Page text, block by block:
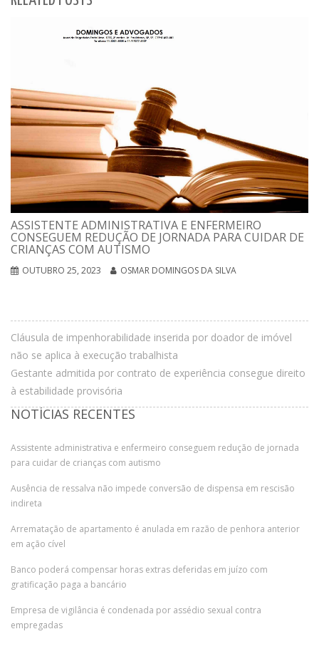
ASSISTENTE ADMINISTRATIVA E ENFERMEIRO
CONSEGUEM REDUÇÃO DE JORNADA PARA CUIDAR DE
CRIANÇAS COM AUTISMO
OUTUBRO 25, 2023 OSMAR DOMINGOS DA SILVA
Cláusula de impenhorabilidade inserida por doador de imóvel
não se aplica à execução trabalhista
Gestante admitida por contrato de experiência consegue direito
à estabilidade provisória
NOTÍCIAS RECENTES
Assistente administrativa e enfermeiro conseguem redução de jornada
para cuidar de crianças com autismo
Ausência de ressalva não impede conversão de dispensa em rescisão
indireta
Arrematação de apartamento é anulada em razão de penhora anterior
em ação cível
Banco poderá compensar horas extras deferidas em juízo com
gratificação paga a bancário
Empresa de vigilância é condenada por assédio sexual contra
empregadas